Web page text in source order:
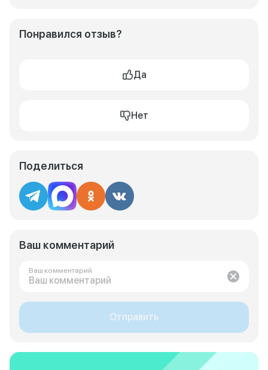
Понравился отзыв?
Да
Нет
Поделиться
Ваш комментарий
Ваш комментарий
Отправить